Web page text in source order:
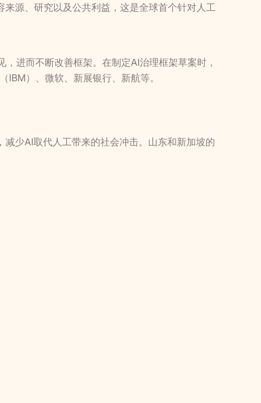
源、研究以及公共利益，这是全球首个针对人工
进而不断改善框架。在制定AI治理框架草案时，
）、微软、新展银行、新航等。
少AI取代人工带来的社会冲击。山东和新加坡的